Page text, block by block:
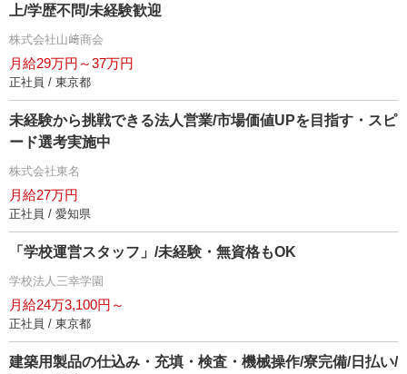
上/学歴不問/未経験歓迎
株式会社山﨑商会
月給29万円～37万円
正社員 / 東京都
未経験から挑戦できる法人営業/市場価値UPを目指す・スピ
ード選考実施中
株式会社東名
月給27万円
正社員 / 愛知県
「学校運営スタッフ」/未経験・無資格もOK
学校法人三幸学園
月給24万3,100円～
正社員 / 東京都
建築用製品の仕込み・充填・検査・機械操作/寮完備/日払い/